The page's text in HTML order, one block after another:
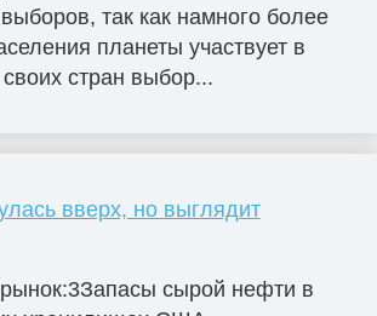
так как намного более
планеты участвует в
стран выбор...
вверх, но выглядит
сырой нефти в